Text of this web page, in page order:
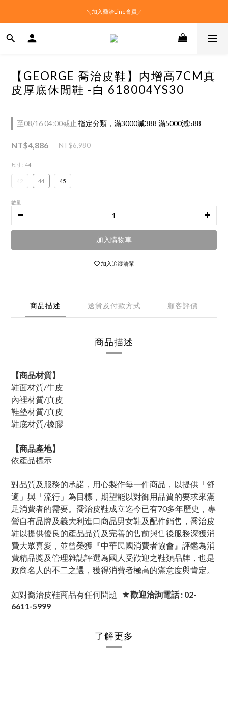
＼加入喬治Line會員／
【GEORGE 喬治皮鞋】内增高7CM真
皮厚底休閒鞋 -白 618004YS30
至08/16 04:00截止 指定分類，滿3000減388 滿5000減588
NT$4,886 NT$6,980
尺寸 : 44
42 44 45
數量
加入購物車
加入追蹤清單
商品描述 送貨及付款方式 顧客評價
商品描述
【商品材質】
鞋面材質/牛皮
內裡材質/真皮
鞋墊材質/真皮
鞋底材質/橡膠
【商品產地】
依產品標示
對品質及服務的承諾，用心製作每一件商品，以提供「舒
適」與「流行」為目標，期望能以對御用品質的要求來滿
足消費者的需要。喬治皮鞋成立迄今已有70多年歷史，專
營自有品牌及義大利進口商品男女鞋及配件銷售，喬治皮
鞋以提供優良的產品品質及完善的售前與售後服務深獲消
費大眾喜愛，並曾榮獲『中華民國消費者協會』評鑑為消
費精品獎及管理雜誌評選為國人受歡迎之鞋類品牌，也是
政商名人的不二之選，獲得消費者極高的滿意度與肯定。
如對喬治皮鞋商品有任何問題
★歡迎洽詢電話 : 02-
6611-5999
了解更多